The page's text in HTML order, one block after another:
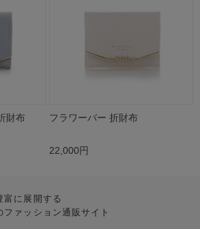
財布 フラワーバー 折財布
22,000円
富に展開する
ァッション通販サイト